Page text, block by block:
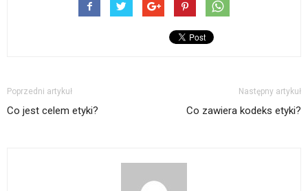
Poprzedni artykuł
Co jest celem etyki?
Następny artykuł
Co zawiera kodeks etyki?